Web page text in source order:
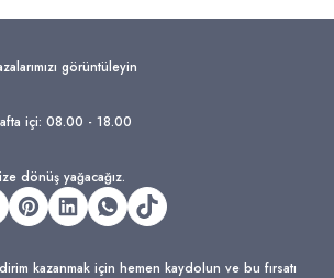
görüntüleyin
içi: 08.00 - 18.00
dönüş yağacağız.
kazanmak için hemen kaydolun ve bu fırsatı